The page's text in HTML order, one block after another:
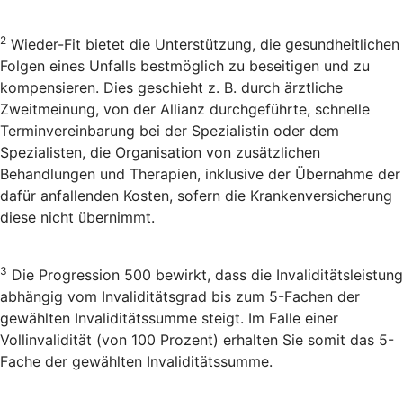
2 Wieder-Fit bietet die Unterstützung, die gesundheitlichen
Folgen eines Unfalls bestmöglich zu beseitigen und zu
kompensieren. Dies geschieht z. B. durch ärztliche
Zweitmeinung, von der Allianz durchgeführte, schnelle
Terminvereinbarung bei der Spezialistin oder dem
Spezialisten, die Organisation von zusätzlichen
Behandlungen und Therapien, inklusive der Übernahme der
dafür anfallenden Kosten, sofern die Krankenversicherung
diese nicht übernimmt.
3 Die Progression 500 bewirkt, dass die Invaliditätsleistung
abhängig vom Invaliditätsgrad bis zum 5-Fachen der
gewählten Invaliditätssumme steigt. Im Falle einer
Vollinvalidität (von 100 Prozent) erhalten Sie somit das 5-
Fache der gewählten Invaliditätssumme.